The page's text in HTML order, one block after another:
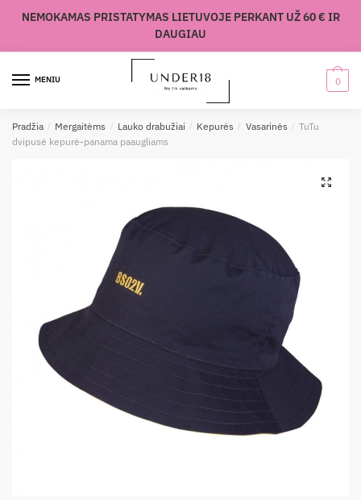
NEMOKAMAS PRISTATYMAS LIETUVOJE PERKANT UŽ 60 € IR
DAUGIAU
MENIU 0
Pradžia / Mergaitėms / Lauko drabužiai / Kepurės / Vasarinės / TuTu
dvipusė kepurė-panama paaugliams
🔍